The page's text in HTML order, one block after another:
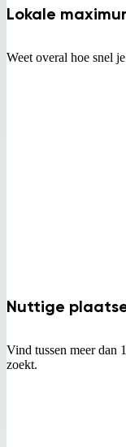
Lokale
Weet overal hoe snel
Nuttige
Vind tussen meer dan
zoekt.